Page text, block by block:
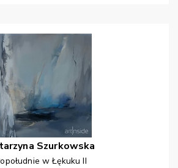
Szurkowska
w Łękuku II